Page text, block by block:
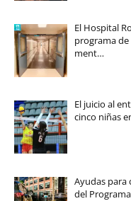
El Hospital
programa
ment…
El juicio al
cinco niñas
Ayudas para
del